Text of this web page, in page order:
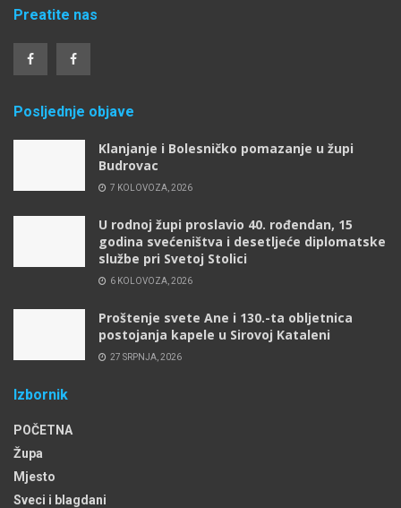
Preatite nas
Posljednje objave
Klanjanje i Bolesničko pomazanje u župi
Budrovac
7 KOLOVOZA, 2026
U rodnoj župi proslavio 40. rođendan, 15
godina svećeništva i desetljeće diplomatske
službe pri Svetoj Stolici
6 KOLOVOZA, 2026
Proštenje svete Ane i 130.-ta obljetnica
postojanja kapele u Sirovoj Kataleni
27 SRPNJA, 2026
Izbornik
POČETNA
Župa
Mjesto
Sveci i blagdani